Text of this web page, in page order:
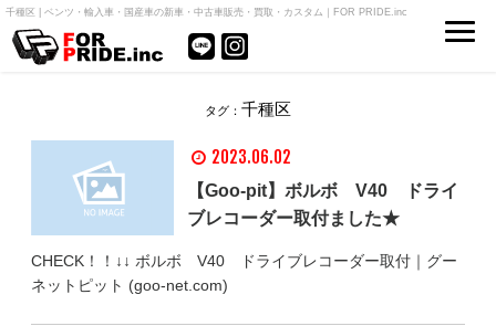
千種区 | ベンツ・輸入車・国産車の新車・中古車販売・買取・カスタム｜FOR PRIDE.inc
タグ： 千種区
2023.06.02
【Goo-pit】ボルボ V40 ドライ
ブレコーダー取付ました★
CHECK！！↓↓ ボルボ V40 ドライブレコーダー取付｜グー
ネットピット (goo-net.com)